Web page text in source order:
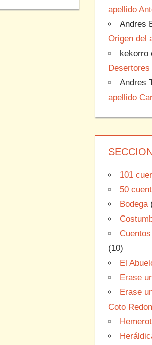
apellido
Andres
Origen del
kekorro
Andres
apellido
101
50
Bodega
(10)
El
Erase
Erase
Coto